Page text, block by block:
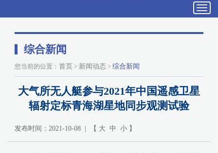
综合新闻
您当前的位置： 首页 > 新闻动态 > 综合新闻
大气所无人艇参与2021年中国遥感卫星
辐射定标青海湖星地同步观测试验
发布时间：2021-10-08 | 【 大 中 小 】